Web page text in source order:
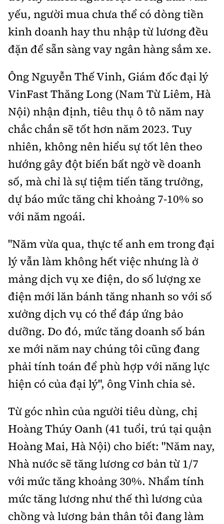
yếu, người mua chưa thể có dòng tiền
kinh doanh hay thu nhập từ lương đều
đặn để sẵn sàng vay ngân hàng sắm xe.
Ông Nguyễn Thế Vinh, Giám đốc đại lý
VinFast Thăng Long (Nam Từ Liêm, Hà
Nội) nhận định, tiêu thụ ô tô năm nay
chắc chắn sẽ tốt hơn năm 2023. Tuy
nhiên, không nên hiểu sự tốt lên theo
hướng gây đột biến bất ngờ về doanh
số, mà chỉ là sự tiệm tiến tăng trưởng,
dự báo mức tăng chỉ khoảng 7-10% so
với năm ngoái.
"Năm vừa qua, thực tế anh em trong đại
lý vẫn làm không hết việc nhưng là ở
mảng dịch vụ xe điện, do số lượng xe
điện mới lăn bánh tăng nhanh so với số
xưởng dịch vụ có thể đáp ứng bảo
dưỡng. Do đó, mức tăng doanh số bán
xe mới năm nay chúng tôi cũng đang
phải tính toán để phù hợp với năng lực
hiện có của đại lý", ông Vinh chia sẻ.
Từ góc nhìn của người tiêu dùng, chị
Hoàng Thúy Oanh (41 tuổi, trú tại quận
Hoàng Mai, Hà Nội) cho biết: "Năm nay,
Nhà nước sẽ tăng lương cơ bản từ 1/7
với mức tăng khoảng 30%. Nhẩm tính
mức tăng lương như thế thì lương của
chồng và lương bản thân tôi đang làm